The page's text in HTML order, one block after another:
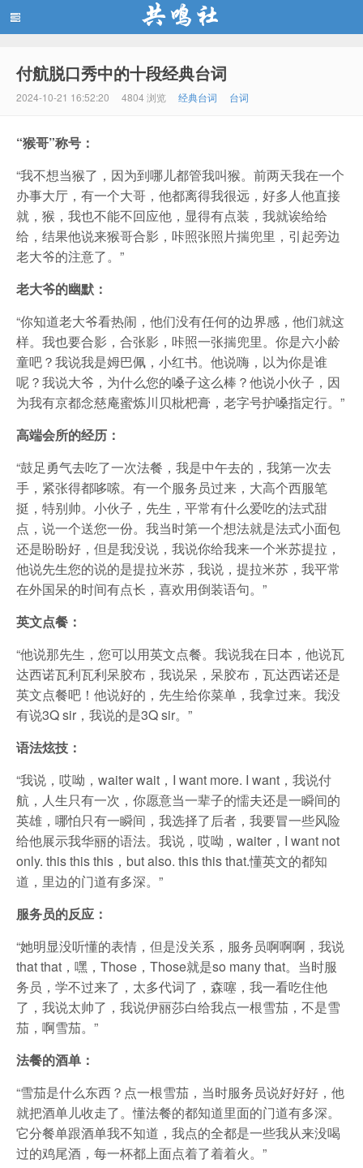
共鸣社
付航脱口秀中的十段经典台词
2024-10-21 16:52:20 4804 浏览 经典台词 台词
“猴哥”称号：
“我不想当猴了，因为到哪儿都管我叫猴。前两天我在一个
办事大厅，有一个大哥，他都离得我很远，好多人他直接
就，猴，我也不能不回应他，显得有点装，我就诶给给
给，结果他说来猴哥合影，咔照张照片揣兜里，引起旁边
老大爷的注意了。”
老大爷的幽默：
“你知道老大爷看热闹，他们没有任何的边界感，他们就这
样。我也要合影，合张影，咔照一张揣兜里。你是六小龄
童吧？我说我是姆巴佩，小红书。他说嗨，以为你是谁
呢？我说大爷，为什么您的嗓子这么棒？他说小伙子，因
为我有京都念慈庵蜜炼川贝枇杷膏，老字号护嗓指定行。”
高端会所的经历：
“鼓足勇气去吃了一次法餐，我是中午去的，我第一次去
手，紧张得都哆嗦。有一个服务员过来，大高个西服笔
挺，特别帅。小伙子，先生，平常有什么爱吃的法式甜
点，说一个送您一份。我当时第一个想法就是法式小面包
还是盼盼好，但是我没说，我说你给我来一个米苏提拉，
他说先生您的说的是提拉米苏，我说，提拉米苏，我平常
在外国呆的时间有点长，喜欢用倒装语句。”
英文点餐：
“他说那先生，您可以用英文点餐。我说我在日本，他说瓦
达西诺瓦利瓦利呆胶布，我说呆，呆胶布，瓦达西诺还是
英文点餐吧！他说好的，先生给你菜单，我拿过来。我没
有说3Q sir，我说的是3Q sir。”
语法炫技：
“我说，哎呦，waiter wait，I want more. I want，我说付
航，人生只有一次，你愿意当一辈子的懦夫还是一瞬间的
英雄，哪怕只有一瞬间，我选择了后者，我要冒一些风险
给他展示我华丽的语法。我说，哎呦，waiter，I want not
only. this this this，but also. this this that.懂英文的都知
道，里边的门道有多深。”
服务员的反应：
“她明显没听懂的表情，但是没关系，服务员啊啊啊，我说
that that，嘿，Those，Those就是so many that。当时服
务员，学不过来了，太多代词了，森噻，我一看吃住他
了，我说太帅了，我说伊丽莎白给我点一根雪茄，不是雪
茄，啊雪茄。”
法餐的酒单：
“雪茄是什么东西？点一根雪茄，当时服务员说好好好，他
就把酒单儿收走了。懂法餐的都知道里面的门道有多深。
它分餐单跟酒单我不知道，我点的全都是一些我从来没喝
过的鸡尾酒，每一杯都上面点着了着着火。”